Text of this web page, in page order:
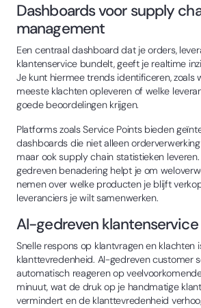
Dashboards voor supply
management
Een centraal dashboard dat je orders,
klantenservice bundelt, geeft je realtime
Je kunt hiermee trends identificeren, zoals
meeste klachten opleveren of welke
goede beoordelingen krijgen.
Platforms zoals Service Points bieden
dashboards die niet alleen
maar ook supply chain statistieken
gedreven benadering helpt je om
nemen over welke producten je blijft
leveranciers je wilt samenwerken.
AI-gedreven klantenservice
Snelle respons op klantvragen en klachten
klanttevredenheid. AI-gedreven customer
automatisch reageren op
minuut, wat de druk op je handmatige
vermindert en de klanttevredenheid